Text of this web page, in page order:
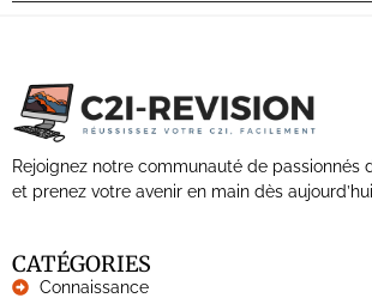
Rejoignez notre communauté de passionnés
et prenez votre avenir en main dès
CATÉGORIES
Connaissance